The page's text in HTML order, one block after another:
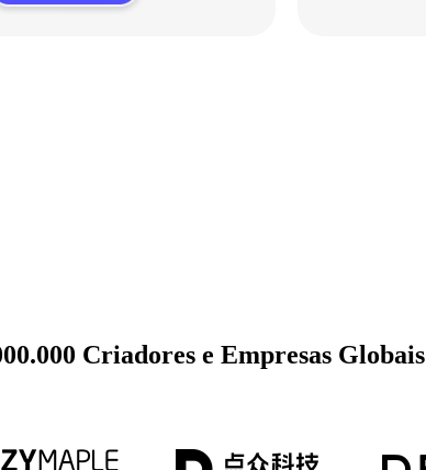
Criadores e Empresas Globais